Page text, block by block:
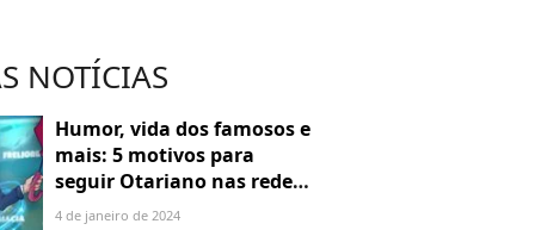
NOTÍCIAS
Humor, vida dos famosos e
mais: 5 motivos para
seguir Otariano nas redes
sociais
4 de janeiro de 2024